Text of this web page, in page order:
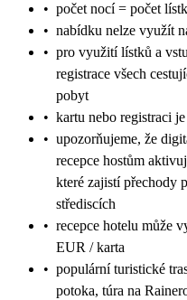
• počet nocí = počet
• nabídku nelze využít
• pro využití lístků a
registrace všech
pobyt
• kartu nebo registraci
• upozorňujeme, že
recepce hostům
které zajistí přechody
střediscích
• recepce hotelu může
EUR / karta
• populární turistické
potoka, túra na